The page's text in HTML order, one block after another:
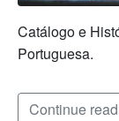
Catálogo e
Portuguesa.
Continue